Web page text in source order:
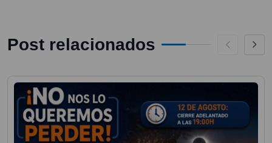
Post relacionados